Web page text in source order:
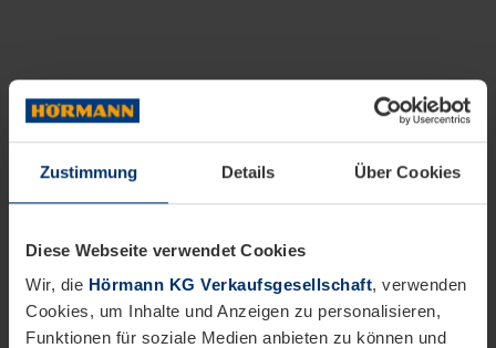
Zustimmung Details Über Cookies
Diese Webseite verwendet Cookies
Wir, die Hörmann KG Verkaufsgesellschaft, verwenden
Cookies, um Inhalte und Anzeigen zu personalisieren,
Funktionen für soziale Medien anbieten zu können und